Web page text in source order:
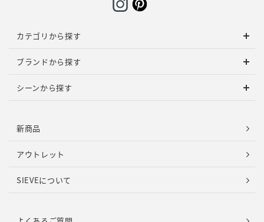
カテゴリから探す
ブランドから探す
シーンから探す
新商品
アウトレット
SIEVEについて